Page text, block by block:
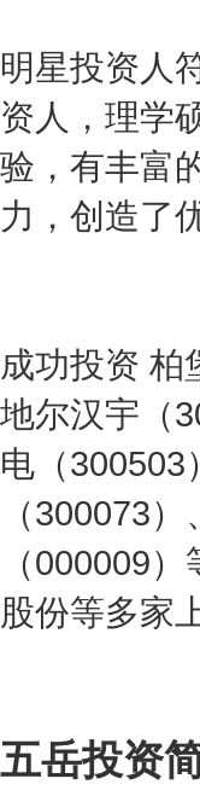
明星投资人
资人，理学
验，有丰富
力，创造了
成功投资 柏
地尔汉宇（
电（300503
（300073
（000009
股份等多家
五岳投资